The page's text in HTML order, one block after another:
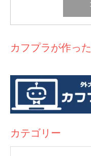
カフプラが作っ
カテゴリー